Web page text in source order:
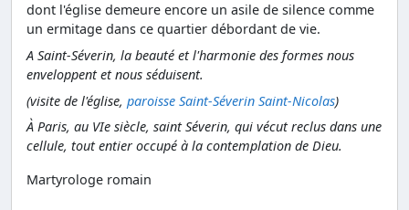
dont l'église demeure encore un asile de silence comme
un ermitage dans ce quartier débordant de vie.
A Saint-Séverin, la beauté et l'harmonie des formes nous
enveloppent et nous séduisent.
(visite de l'église, paroisse Saint-Séverin Saint-Nicolas)
À Paris, au VIe siècle, saint Séverin, qui vécut reclus dans une
cellule, tout entier occupé à la contemplation de Dieu.
Martyrologe romain